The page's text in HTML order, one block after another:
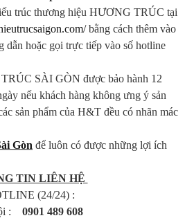
trúc thương hiệu HƯƠNG TRÚC tại
bằng cách thêm vào
dẫn hoặc gọi trực tiếp vào số hotline
SÀI GÒN được bảo hành 12
nếu khách hàng không ưng ý sản
sản phẩm của H&T đều có nhãn mác
Gòn để luôn có được những lợi ích
TIN LIÊN HỆ
(24/24) :
: 0901 489 608